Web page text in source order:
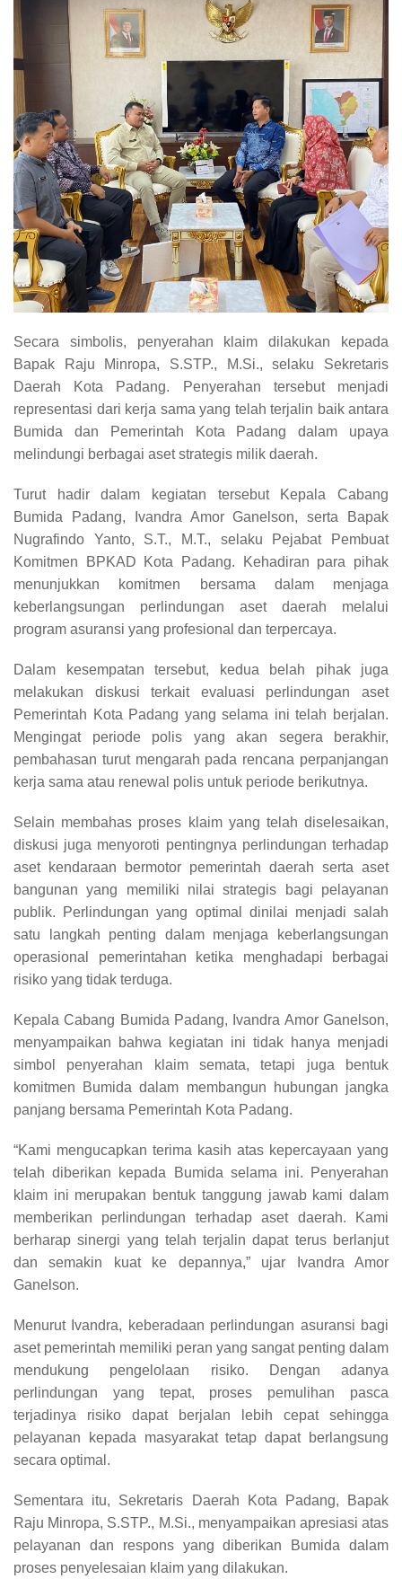
Secara simbolis, penyerahan klaim dilakukan kepada
Bapak Raju Minropa, S.STP., M.Si., selaku Sekretaris
Daerah Kota Padang. Penyerahan tersebut menjadi
representasi dari kerja sama yang telah terjalin baik antara
Bumida dan Pemerintah Kota Padang dalam upaya
melindungi berbagai aset strategis milik daerah.
Turut hadir dalam kegiatan tersebut Kepala Cabang
Bumida Padang, Ivandra Amor Ganelson, serta Bapak
Nugrafindo Yanto, S.T., M.T., selaku Pejabat Pembuat
Komitmen BPKAD Kota Padang. Kehadiran para pihak
menunjukkan komitmen bersama dalam menjaga
keberlangsungan perlindungan aset daerah melalui
program asuransi yang profesional dan terpercaya.
Dalam kesempatan tersebut, kedua belah pihak juga
melakukan diskusi terkait evaluasi perlindungan aset
Pemerintah Kota Padang yang selama ini telah berjalan.
Mengingat periode polis yang akan segera berakhir,
pembahasan turut mengarah pada rencana perpanjangan
kerja sama atau renewal polis untuk periode berikutnya.
Selain membahas proses klaim yang telah diselesaikan,
diskusi juga menyoroti pentingnya perlindungan terhadap
aset kendaraan bermotor pemerintah daerah serta aset
bangunan yang memiliki nilai strategis bagi pelayanan
publik. Perlindungan yang optimal dinilai menjadi salah
satu langkah penting dalam menjaga keberlangsungan
operasional pemerintahan ketika menghadapi berbagai
risiko yang tidak terduga.
Kepala Cabang Bumida Padang, Ivandra Amor Ganelson,
menyampaikan bahwa kegiatan ini tidak hanya menjadi
simbol penyerahan klaim semata, tetapi juga bentuk
komitmen Bumida dalam membangun hubungan jangka
panjang bersama Pemerintah Kota Padang.
“Kami mengucapkan terima kasih atas kepercayaan yang
telah diberikan kepada Bumida selama ini. Penyerahan
klaim ini merupakan bentuk tanggung jawab kami dalam
memberikan perlindungan terhadap aset daerah. Kami
berharap sinergi yang telah terjalin dapat terus berlanjut
dan semakin kuat ke depannya,” ujar Ivandra Amor
Ganelson.
Menurut Ivandra, keberadaan perlindungan asuransi bagi
aset pemerintah memiliki peran yang sangat penting dalam
mendukung pengelolaan risiko. Dengan adanya
perlindungan yang tepat, proses pemulihan pasca
terjadinya risiko dapat berjalan lebih cepat sehingga
pelayanan kepada masyarakat tetap dapat berlangsung
secara optimal.
Sementara itu, Sekretaris Daerah Kota Padang, Bapak
Raju Minropa, S.STP., M.Si., menyampaikan apresiasi atas
pelayanan dan respons yang diberikan Bumida dalam
proses penyelesaian klaim yang dilakukan.